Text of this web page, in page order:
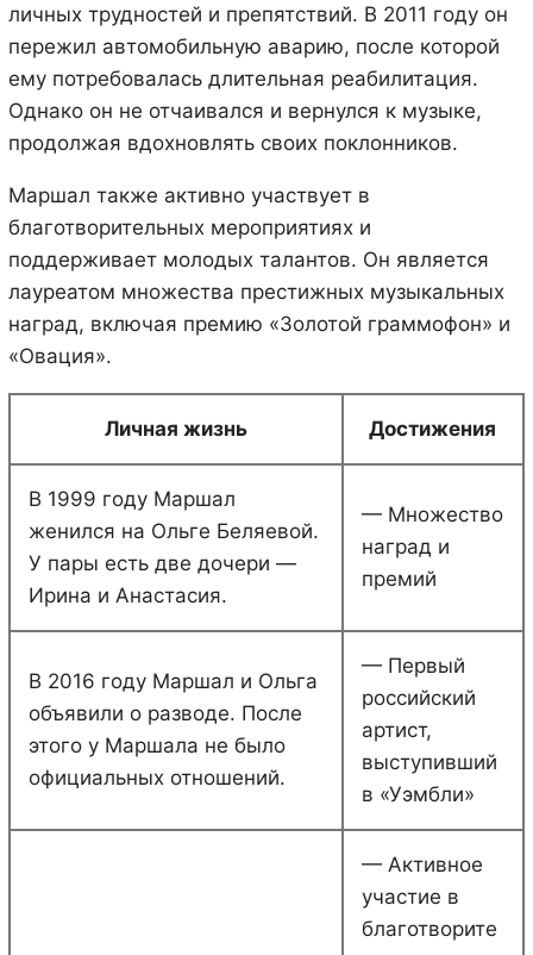
личных трудностей и препятствий. В 2011 году он
пережил автомобильную аварию, после которой
ему потребовалась длительная реабилитация.
Однако он не отчаивался и вернулся к музыке,
продолжая вдохновлять своих поклонников.
Маршал также активно участвует в
благотворительных мероприятиях и
поддерживает молодых талантов. Он является
лауреатом множества престижных музыкальных
наград, включая премию «Золотой граммофон» и
«Овация».
Личная жизнь Достижения
В 1999 году Маршал
женился на Ольге Беляевой.
У пары есть две дочери —
Ирина и Анастасия.
— Множество
наград и
премий
В 2016 году Маршал и Ольга
объявили о разводе. После
этого у Маршала не было
официальных отношений.
— Первый
российский
артист,
выступивший
в «Уэмбли»
— Активное
участие в
благотворите